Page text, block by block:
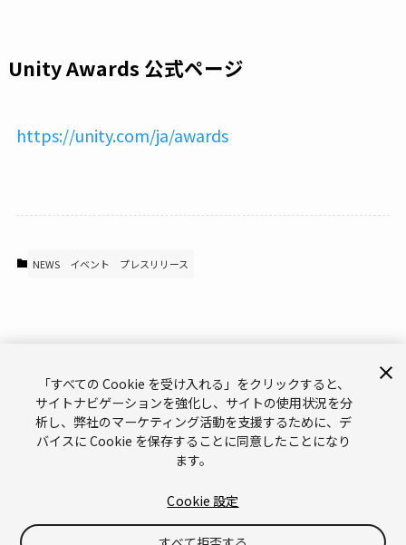
Unity Awards 公式ページ
https://unity.com/ja/awards
NEWS イベント プレスリリース
サポート お問い合わせ
メールマガジン
ブランドガイドライン（英語）
「すべての Cookie を受け入れる」をクリックすると、
サイトナビゲーションを強化し、サイトの使用状況を分
析し、弊社のマーケティング活動を支援するために、デ
バイスに Cookie を保存することに同意したことになり
ます。
Cookie 設定